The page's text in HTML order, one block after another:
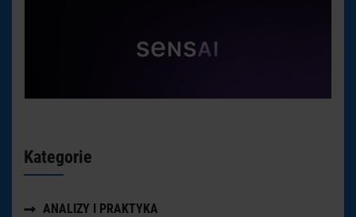
Kategorie
ANALIZY I PRAKTYKA